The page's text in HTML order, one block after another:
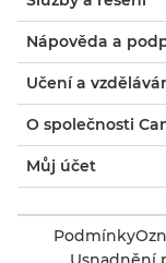
Nápověda a
Učení a
O společnosti
Můj účet
Podmínky